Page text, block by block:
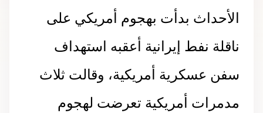
الأحداث بدأت بهجوم أمريكي على
ناقلة نفط إيرانية أعقبه استهداف
سفن عسكرية أمريكية، وقالت ثلاث
مدمرات أمريكية تعرضت لهجوم